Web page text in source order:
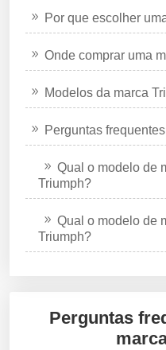
Por que escolher
Onde comprar uma
Modelos da marca
Perguntas
Qual o modelo de
Triumph?
Qual o modelo de
Triumph?
Perguntas